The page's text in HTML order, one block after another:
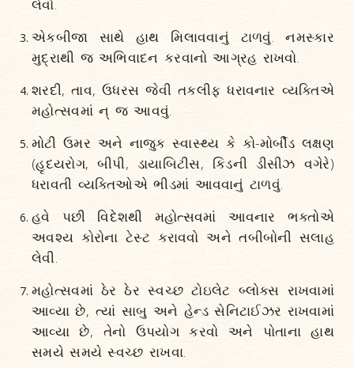
લેવો.
એકબીજા સાથે હાથ મિલાવવાનું ટાળવું. નમસ્કાર
મુદ્રાથી જ અભિવાદન કરવાનો આગ્રહ રાખવો.
શરદી, તાવ, ઉધરસ જેવી તકલીફ ધરાવનાર વ્યક્તિએ
મહોત્સવમાં ન્ જ આવવું.
મોટી ઉમર અને નાજુક સ્વાસ્થ્ય કે કો-મોર્બીડ લક્ષણ
(હૃદયરોગ, બીપી, ડાયાબિટીસ, કિડની ડીસીઝ વગેરે)
ધરાવતી વ્યક્તિઓએ ભીડમાં આવવાનું ટાળવું.
હવે પછી વિદેશથી મહોત્સવમાં આવનાર ભક્તોએ
અવશ્ય કોરોના ટેસ્ટ કરાવવો અને તબીબોની સલાહ
લેવી.
મહોત્સવમાં ઠેર ઠેર સ્વચ્છ ટોઇલેટ બ્લોક્સ રાખવામાં
આવ્યા છે, ત્યાં સાબુ અને હેન્ડ સેનિટાઈઝર રાખવામાં
આવ્યા છે, તેનો ઉપયોગ કરવો અને પોતાના હાથ
સમયે સમયે સ્વચ્છ રાખવા.